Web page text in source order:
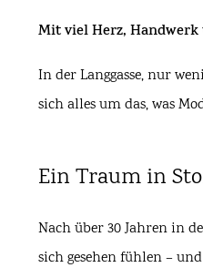
Mit viel Herz,
In der Langgasse, nur
sich alles um das, was
Ein Traum in
Nach über 30 Jahren in
sich gesehen fühlen –